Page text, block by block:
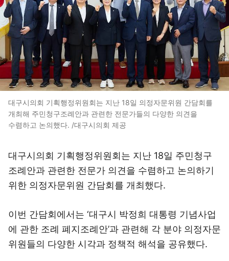
대구시의회 기획행정위원회는 지난 18일 의정자문위원 간담회를
개최해 주민청구조례안과 관련한 전문가들의 다양한 의견을
수렴하고 논의했다. /대구시의회 제공
대구시의회 기획행정위원회는 지난 18일 주민청구
조례안과 관련한 전문가 의견을 수렴하고 논의하기
위한 의정자문위원 간담회를 개최했다.
이번 간담회에서는 ‘대구시 박정희 대통령 기념사업
에 관한 조례 폐지조례안’과 관련해 각 분야 의정자문
위원들의 다양한 시각과 정책적 해석을 공유했다.